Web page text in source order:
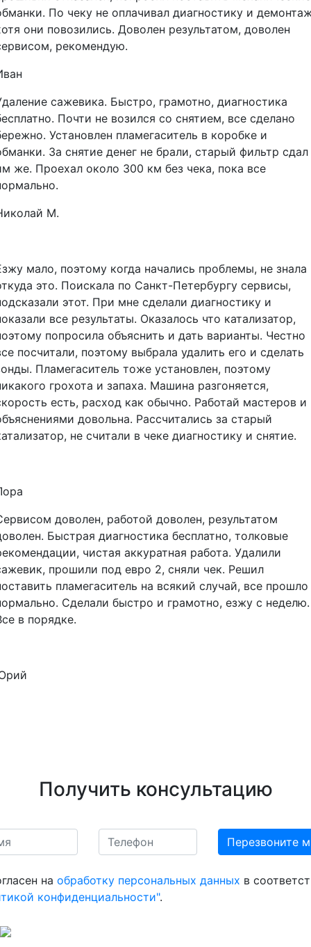
По чеку не оплачивал диагностику и
они повозились. Доволен результатом, доволен
рекомендую.
сажевика. Быстро, грамотно, диагностика
Почти не возился со снятием, все сделано
Установлен пламегаситель в коробке и
За снятие денег не брали, старый фильтр сдал
же. Проехал около 300 км без чека, пока все
М.
мало, поэтому когда начались проблемы, не знала
это. Поискала по Санкт-Петербургу сервисы,
этот. При мне сделали диагностику и
все результаты. Оказалось что катализатор,
попросила объяснить и дать варианты. Честно
посчитали, поэтому выбрала удалить его и сделать
Пламегаситель тоже установлен, поэтому
грохота и запаха. Машина разгоняется,
есть, расход как обычно. Работай мастеров и
довольна. Рассчитались за старый
не считали в чеке диагностику и снятие.
доволен, работой доволен, результатом
Быстрая диагностика бесплатно, толковые
чистая аккуратная работа. Удалили
прошили под евро 2, сняли чек. Решил
пламегаситель на всякий случай, все прошло
Сделали быстро и грамотно, езжу с неделю.
в порядке.
Получить консультацию
на обработку персональных данных в
конфиденциальности".